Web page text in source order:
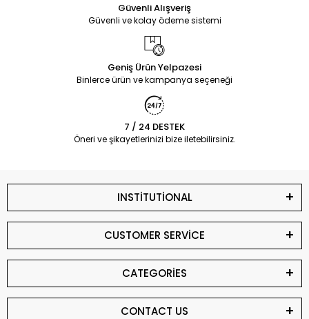
Güvenli Alışveriş
Güvenli ve kolay ödeme sistemi
Geniş Ürün Yelpazesi
Binlerce ürün ve kampanya seçeneği
7 / 24 DESTEK
Öneri ve şikayetlerinizi bize iletebilirsiniz.
INSTİTUTİONAL
CUSTOMER SERVİCE
CATEGORİES
CONTACT US